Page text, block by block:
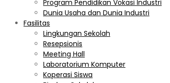
Program Pendidikan Vokasi Industri
Dunia Usaha dan Dunia Industri
Fasilitas
Lingkungan Sekolah
Resepsionis
Meeting Hall
Laboratorium Komputer
Koperasi Siswa